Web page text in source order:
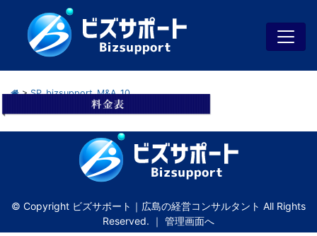
>SP_bizsupport_M&A_10
© Copyright ビズサポート｜広島の経営コンサルタント All Rights
Reserved. ｜ 管理画面へ